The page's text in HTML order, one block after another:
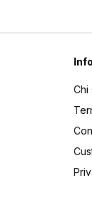
Chi